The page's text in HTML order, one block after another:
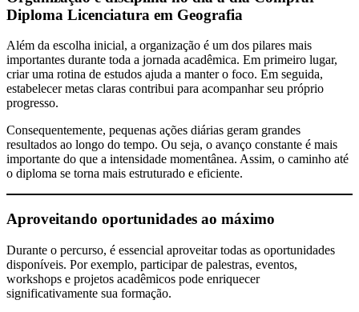
Diploma Licenciatura em Geografia
Além da escolha inicial, a organização é um dos pilares mais
importantes durante toda a jornada acadêmica. Em primeiro lugar,
criar uma rotina de estudos ajuda a manter o foco. Em seguida,
estabelecer metas claras contribui para acompanhar seu próprio
progresso.
Consequentemente, pequenas ações diárias geram grandes
resultados ao longo do tempo. Ou seja, o avanço constante é mais
importante do que a intensidade momentânea. Assim, o caminho até
o diploma se torna mais estruturado e eficiente.
Aproveitando oportunidades ao máximo
Durante o percurso, é essencial aproveitar todas as oportunidades
disponíveis. Por exemplo, participar de palestras, eventos,
workshops e projetos acadêmicos pode enriquecer
significativamente sua formação.